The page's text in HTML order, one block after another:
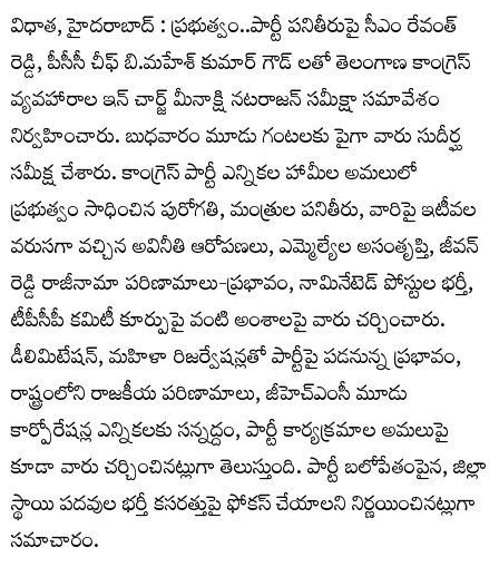
విధాత, హైదరాబాద్ : ప్రభుత్వం..పార్టీ పనితీరుపై సీఎం రేవంత్
రెడ్డి, పీసీసీ చీఫ్ బి.మహేశ్ కుమార్ గౌడ్ లతో తెలంగాణ కాంగ్రెస్
వ్యవహారాల ఇన్ చార్జ్ మీనాక్షి నటరాజన్ సమీక్షా సమావేశం
నిర్వహించారు. బుధవారం మూడు గంటలకు పైగా వారు సుదీర్ఘ
సమీక్ష చేశారు. కాంగ్రెస్ పార్టీ ఎన్నికల హామీల అమలులో
ప్రభుత్వం సాధించిన పురోగతి, మంత్రుల పనితీరు, వారిపై ఇటీవల
వరుసగా వచ్చిన అవినీతి ఆరోపణలు, ఎమ్మెల్యేల అసంతృప్తి, జీవన్
రెడ్డి రాజీనామా పరిణామాలు-ప్రభావం, నామినేటెడ్ పోస్టుల భర్తీ,
టీపీసీపీ కమిటీ కూర్పుపై వంటి అంశాలపై వారు చర్చించారు.
డీలిమిటేషన్, మహిళా రిజర్వేషన్లతో పార్టీపై పడనున్న ప్రభావం,
రాష్ట్రంలోని రాజకీయ పరిణామాలు, జీహెచ్ఎంసీ మూడు
కార్పోరేషన్ల ఎన్నికలకు సన్నద్దం, పార్టీ కార్యక్రమాల అమలుపై
కూడా వారు చర్చించినట్లుగా తెలుస్తుంది. పార్టీ బలోపేతంపైన, జిల్లా
స్థాయి పదవుల భర్తీ కసరత్తుపై ఫోకస్ చేయాలని నిర్ణయించినట్లుగా
సమాచారం.